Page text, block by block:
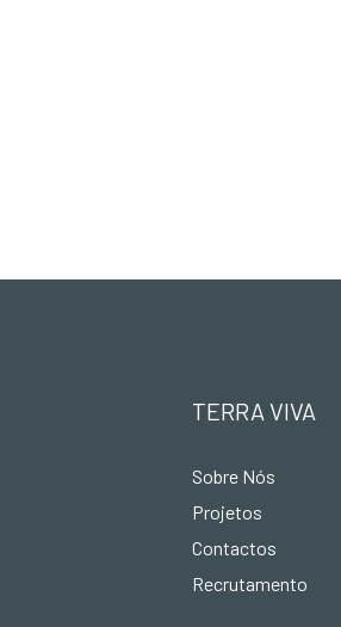
TERRA VIVA
Sobre Nós
Projetos
Contactos
Recrutamento